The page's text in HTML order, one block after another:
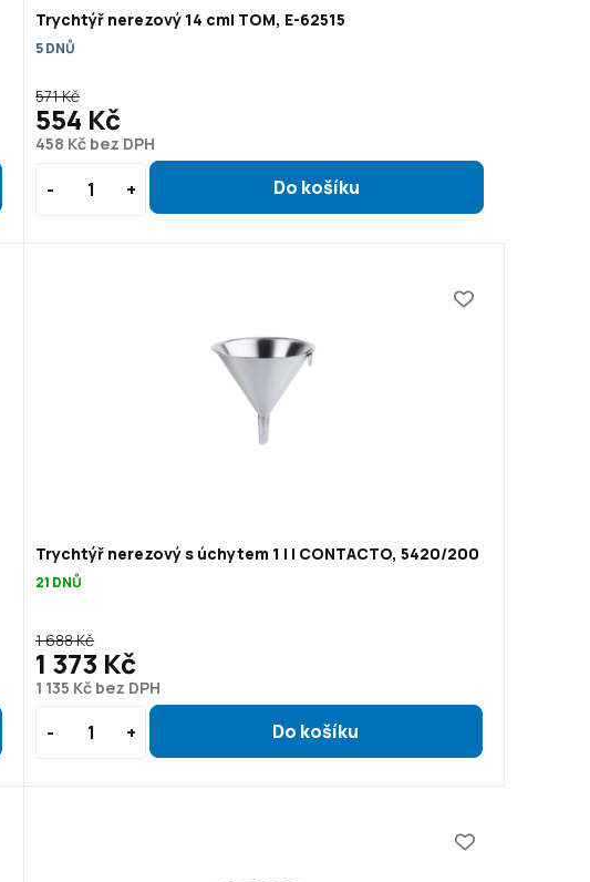
Trychtýř nerezový 14 cm| TOM, E-62515
5 DNŮ
458 Kč bez DPH
571 Kč
554 Kč
Trychtýř nerezový s úchytem 1 l | CONTACTO, 5420/200
21 DNŮ
1 135 Kč bez DPH
1 688 Kč
1 373 Kč